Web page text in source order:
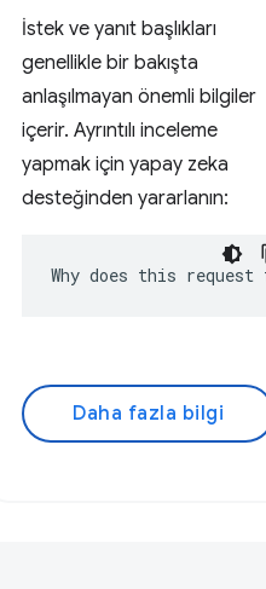
İstek ve yanıt başlıkları
genellikle bir bakışta
anlaşılmayan önemli bilgiler
içerir. Ayrıntılı inceleme
yapmak için yapay zeka
desteğinden yararlanın:
Why does this request
Daha fazla bilgi